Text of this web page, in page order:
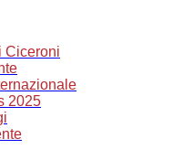
Ciceroni
2025